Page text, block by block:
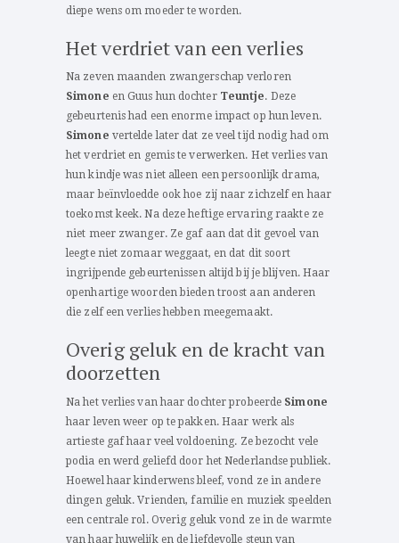
diepe wens om moeder te worden.
Het verdriet van een verlies
Na zeven maanden zwangerschap verloren
Simone en Guus hun dochter Teuntje. Deze
gebeurtenis had een enorme impact op hun leven.
Simone vertelde later dat ze veel tijd nodig had om
het verdriet en gemis te verwerken. Het verlies van
hun kindje was niet alleen een persoonlijk drama,
maar beïnvloedde ook hoe zij naar zichzelf en haar
toekomst keek. Na deze heftige ervaring raakte ze
niet meer zwanger. Ze gaf aan dat dit gevoel van
leegte niet zomaar weggaat, en dat dit soort
ingrijpende gebeurtenissen altijd bij je blijven. Haar
openhartige woorden bieden troost aan anderen
die zelf een verlies hebben meegemaakt.
Overig geluk en de kracht van
doorzetten
Na het verlies van haar dochter probeerde Simone
haar leven weer op te pakken. Haar werk als
artieste gaf haar veel voldoening. Ze bezocht vele
podia en werd geliefd door het Nederlandse publiek.
Hoewel haar kinderwens bleef, vond ze in andere
dingen geluk. Vrienden, familie en muziek speelden
een centrale rol. Overig geluk vond ze in de warmte
van haar huwelijk en de liefdevolle steun van